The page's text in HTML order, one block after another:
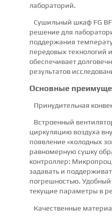
лабораторий.
Сушильный шкаф FG
решение для
поддержания
передовых технологий
обеспечивает
результатов
Основные
Принудительная
Встроенный
циркуляцию воздуха
появление «холодных
равномерную сушку
контроллер:
задавать и
погрешностью.
текущие параметры в
Качественные